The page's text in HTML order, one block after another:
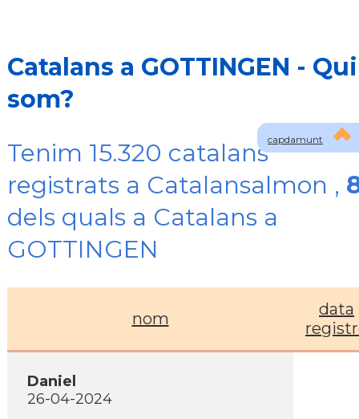
capdamunt
Catalans a GOTTINGEN - Qui
som?
Tenim 15.320 catalans
registrats a Catalansalmon ,
dels quals a Catalans a
GOTTINGEN
nom
data
Daniel
26-04-2024